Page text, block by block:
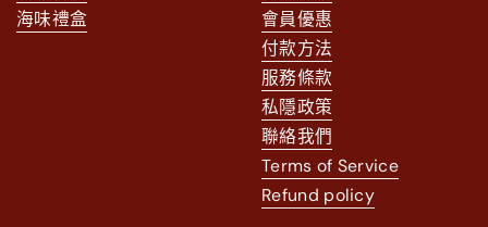
海味禮盒
會員優惠
付款方法
服務條款
私隱政策
聯絡我們
Terms of Service
Refund policy